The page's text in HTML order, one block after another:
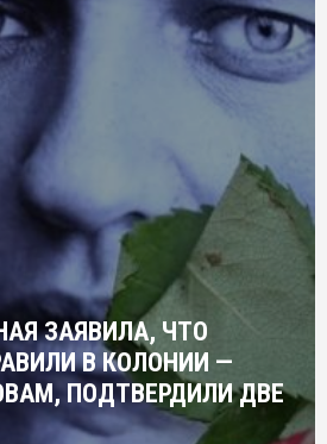
ЗАЯВИЛА, ЧТО
В КОЛОНИИ —
ПОДТВЕРДИЛИ ДВЕ